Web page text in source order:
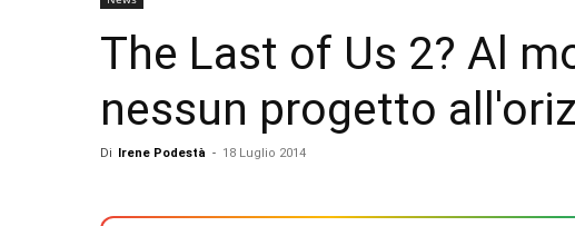
The Last of Us 2? Al
nessun progetto
Di Irene Podestà - 18 Luglio 2014